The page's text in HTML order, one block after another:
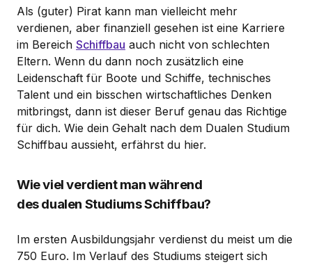
Als (guter) Pirat kann man vielleicht mehr
verdienen, aber finanziell gesehen ist eine Karriere
im Bereich Schiffbau auch nicht von schlechten
Eltern. Wenn du dann noch zusätzlich eine
Leidenschaft für Boote und Schiffe, technisches
Talent und ein bisschen wirtschaftliches Denken
mitbringst, dann ist dieser Beruf genau das Richtige
für dich. Wie dein Gehalt nach dem Dualen Studium
Schiffbau aussieht, erfährst du hier.
Wie viel verdient man während
des dualen Studiums Schiffbau?
Im ersten Ausbildungsjahr verdienst du meist um die
750 Euro. Im Verlauf des Studiums steigert sich